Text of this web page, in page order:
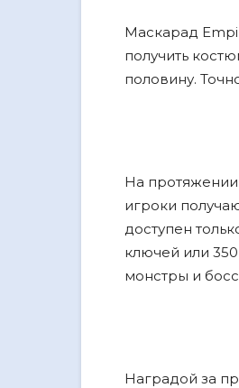
Маскарад
получить
половину.
На протяжении
игроки
доступен
ключей или
монстры и
Наградой за